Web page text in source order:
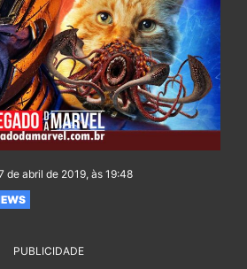
de abril de 2019, às 19:48
PUBLICIDADE